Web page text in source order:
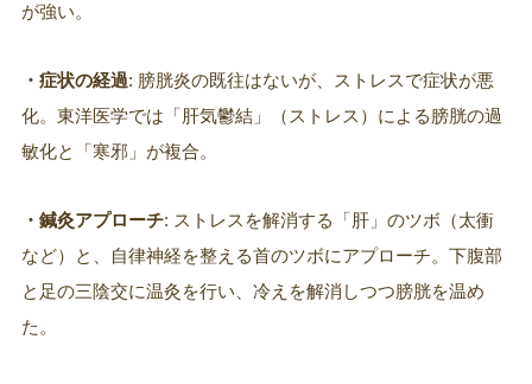
が強い。
・症状の経過: 膀胱炎の既往はないが、ストレスで症状が悪
化。東洋医学では「肝気鬱結」（ストレス）による膀胱の過
敏化と「寒邪」が複合。
・鍼灸アプローチ: ストレスを解消する「肝」のツボ（太衝
など）と、自律神経を整える首のツボにアプローチ。下腹部
と足の三陰交に温灸を行い、冷えを解消しつつ膀胱を温め
た。